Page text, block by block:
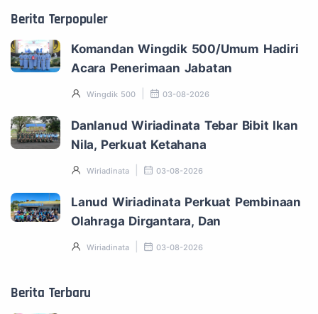
Berita Terpopuler
Komandan Wingdik 500/Umum Hadiri
Acara Penerimaan Jabatan
Wingdik 500 03-08-2026
Danlanud Wiriadinata Tebar Bibit Ikan
Nila, Perkuat Ketahana
Wiriadinata 03-08-2026
Lanud Wiriadinata Perkuat Pembinaan
Olahraga Dirgantara, Dan
Wiriadinata 03-08-2026
Berita Terbaru